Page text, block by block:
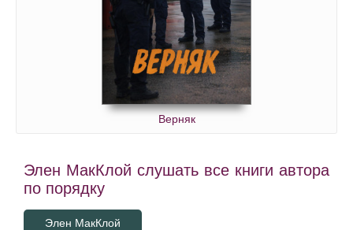
Верняк
Элен МакКлой слушать все книги автора
по порядку
Элен МакКлой